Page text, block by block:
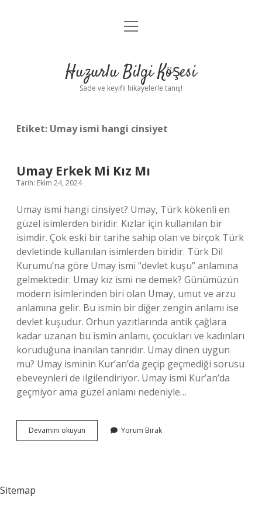
Anasayfa
Yasal Uyarı
menüyü
Huzurlu Bilgi Köşesi
Sade ve keyifli hikayelerle tanış!
Etiket: Umay ismi hangi cinsiyet
Umay Erkek Mi Kız Mı
Tarih: Ekim 24, 2024
Umay ismi hangi cinsiyet? Umay, Türk kökenli en
güzel isimlerden biridir. Kızlar için kullanılan bir
isimdir. Çok eski bir tarihe sahip olan ve birçok Türk
devletinde kullanılan isimlerden biridir. Türk Dil
Kurumu’na göre Umay ismi “devlet kuşu” anlamına
gelmektedir. Umay kız ismi ne demek? Günümüzün
modern isimlerinden biri olan Umay, umut ve arzu
anlamına gelir. Bu ismin bir diğer zengin anlamı ise
devlet kuşudur. Orhun yazıtlarında antik çağlara
kadar uzanan bu ismin anlamı, çocukları ve kadınları
koruduğuna inanılan tanrıdır. Umay dinen uygun
mu? Umay isminin Kur’an’da geçip geçmediği sorusu
ebeveynleri de ilgilendiriyor. Umay ismi Kur’an’da
geçmiyor ama güzel anlamı nedeniyle…
Devamını okuyun
Erkek
Yorum Bırak
Sitemap